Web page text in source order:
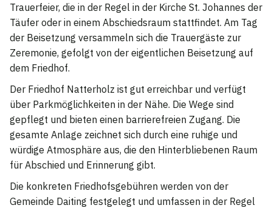
Trauerfeier, die in der Regel in der Kirche St. Johannes der
Täufer oder in einem Abschiedsraum stattfindet. Am Tag
der Beisetzung versammeln sich die Trauergäste zur
Zeremonie, gefolgt von der eigentlichen Beisetzung auf
dem Friedhof.
Der Friedhof Natterholz ist gut erreichbar und verfügt
über Parkmöglichkeiten in der Nähe. Die Wege sind
gepflegt und bieten einen barrierefreien Zugang. Die
gesamte Anlage zeichnet sich durch eine ruhige und
würdige Atmosphäre aus, die den Hinterbliebenen Raum
für Abschied und Erinnerung gibt.
Die konkreten Friedhofsgebühren werden von der
Gemeinde Daiting festgelegt und umfassen in der Regel